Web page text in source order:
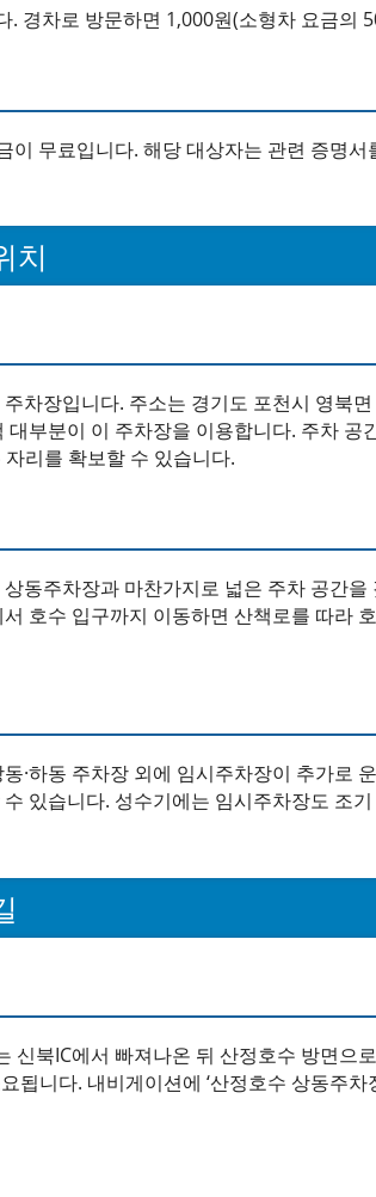
. 경차로 방문하면 1,000원(소형차 요금의
이 무료입니다. 해당 대상자는 관련 증명
치
차장입니다. 주소는 경기도 포천시 영북
부분이 이 주차장을 이용합니다. 주차
리를 확보할 수 있습니다.
동주차장과 마찬가지로 넓은 주차 공간
호수 입구까지 이동하면 산책로를 따라
·하동 주차장 외에 임시주차장이 추가로
있습니다. 성수기에는 임시주차장도 조
신북IC에서 빠져나온 뒤 산정호수 방면으
됩니다. 내비게이션에 ‘산정호수 상동주